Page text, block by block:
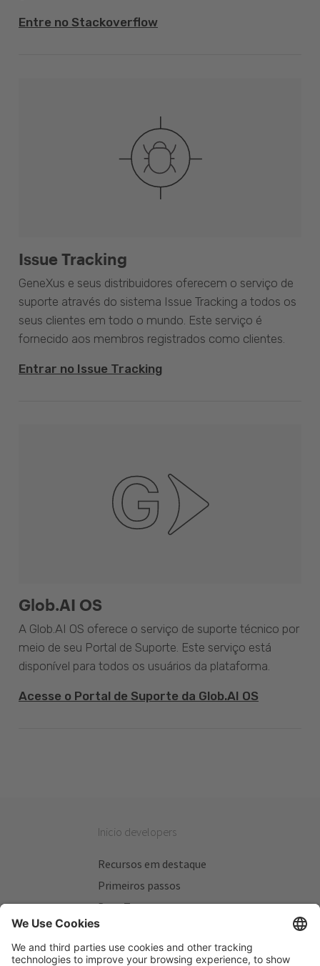
Entre no Stackoverflow
Issue Tracking
GeneXus e seus distribuidores oferecem o serviço de
suporte através do sistema Issue Tracking a todos os
seus clientes em todo o mundo. Este serviço é
fornecido aos membros registrados como clientes.
Entrar no Issue Tracking
Glob.AI OS
A Glob.AI OS oferece o serviço de suporte técnico por
meio de seu Portal de Suporte. Este serviço está
disponível para todos os usuários da plataforma.
Acesse o Portal de Suporte da Glob.AI OS
Inicio developers
Recursos em destaque
Primeiros passos
Beta Testers
Meus Planos